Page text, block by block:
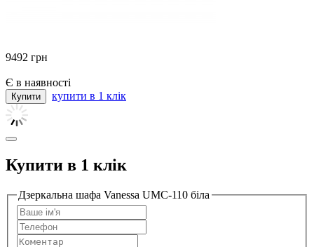
9492 грн
Є в наявності
купити в 1 клік
Купити в 1 клік
Дзеркальна шафа Vanessa UMC-110 біла